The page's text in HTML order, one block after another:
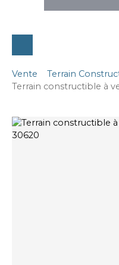
Vente Terrain
Terrain constructible à